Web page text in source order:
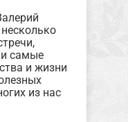
самые
и жизни
из нас